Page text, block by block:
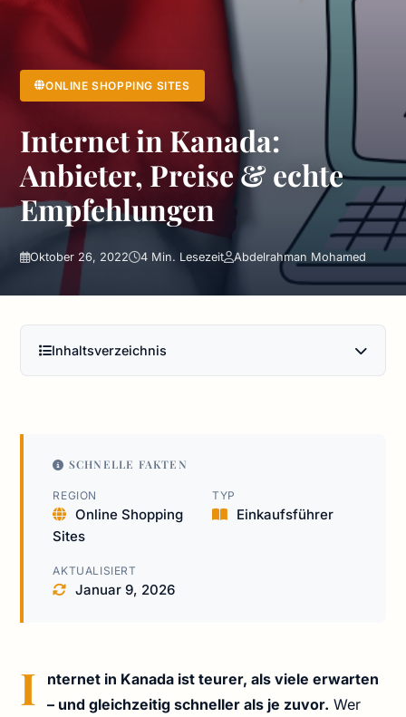
ONLINE SHOPPING SITES
Internet in Kanada:
Anbieter, Preise & echte
Empfehlungen
Oktober 26, 2022 4 Min. Lesezeit Abdelrahman Mohamed
Inhaltsverzeichnis
SCHNELLE FAKTEN
REGION
Online Shopping
Sites
TYP
Einkaufsführer
AKTUALISIERT
Januar 9, 2026
I
nternet in Kanada ist teurer, als viele erwarten
– und gleichzeitig schneller als je zuvor. Wer